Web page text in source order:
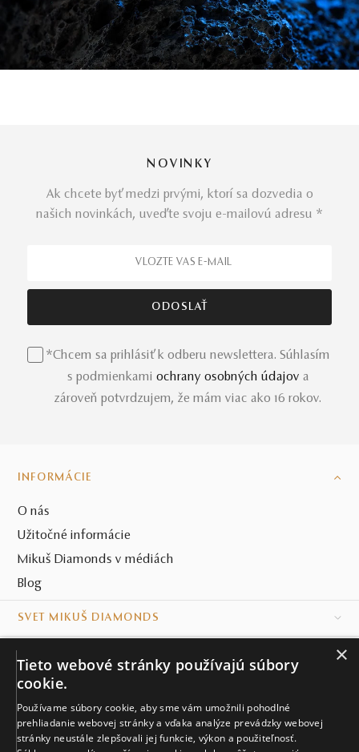
NOVINKY
Ak chcete byť medzi prvými, ktorí sa dozvedia o
našich novinkách, uveďte svoju e-mailovú adresu *
*Chcem sa prihlásiť k odberu newslettera. Súhlasím
s podmienkami ochrany osobných údajov a
zároveň potvrdzujem, že mám viac ako 16 rokov.
INFORMÁCIE
O nás
Užitočné informácie
Mikuš Diamonds v médiách
Blog
SVET MIKUŠ DIAMONDS
KONTAKT
Naše klenotníctva
×
Tieto webové stránky používajú súbory
cookie.
Používame súbory cookie, aby sme vám umožnili pohodlné
prehliadanie webovej stránky a vďaka analýze prevádzky webovej
stránky neustále zlepšovali jej funkcie, výkon a použiteľnosť.